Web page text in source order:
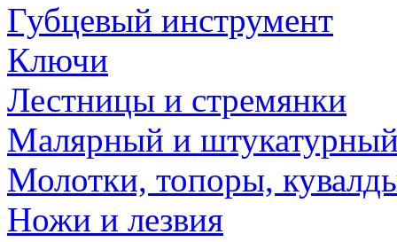
Губцевый инструмент
Ключи
Лестницы и стремянки
Малярный и
Молотки, топоры,
Ножи и лезвия